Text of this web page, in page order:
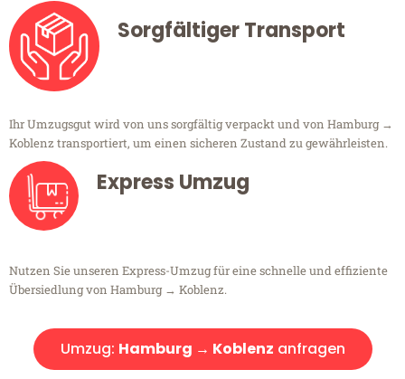
Sorgfältiger Transport
Ihr Umzugsgut wird von uns sorgfältig verpackt und von Hamburg →
Koblenz transportiert, um einen sicheren Zustand zu gewährleisten.
Express Umzug
Nutzen Sie unseren Express-Umzug für eine schnelle und effiziente
Übersiedlung von Hamburg → Koblenz.
Umzug: Hamburg → Koblenz anfragen